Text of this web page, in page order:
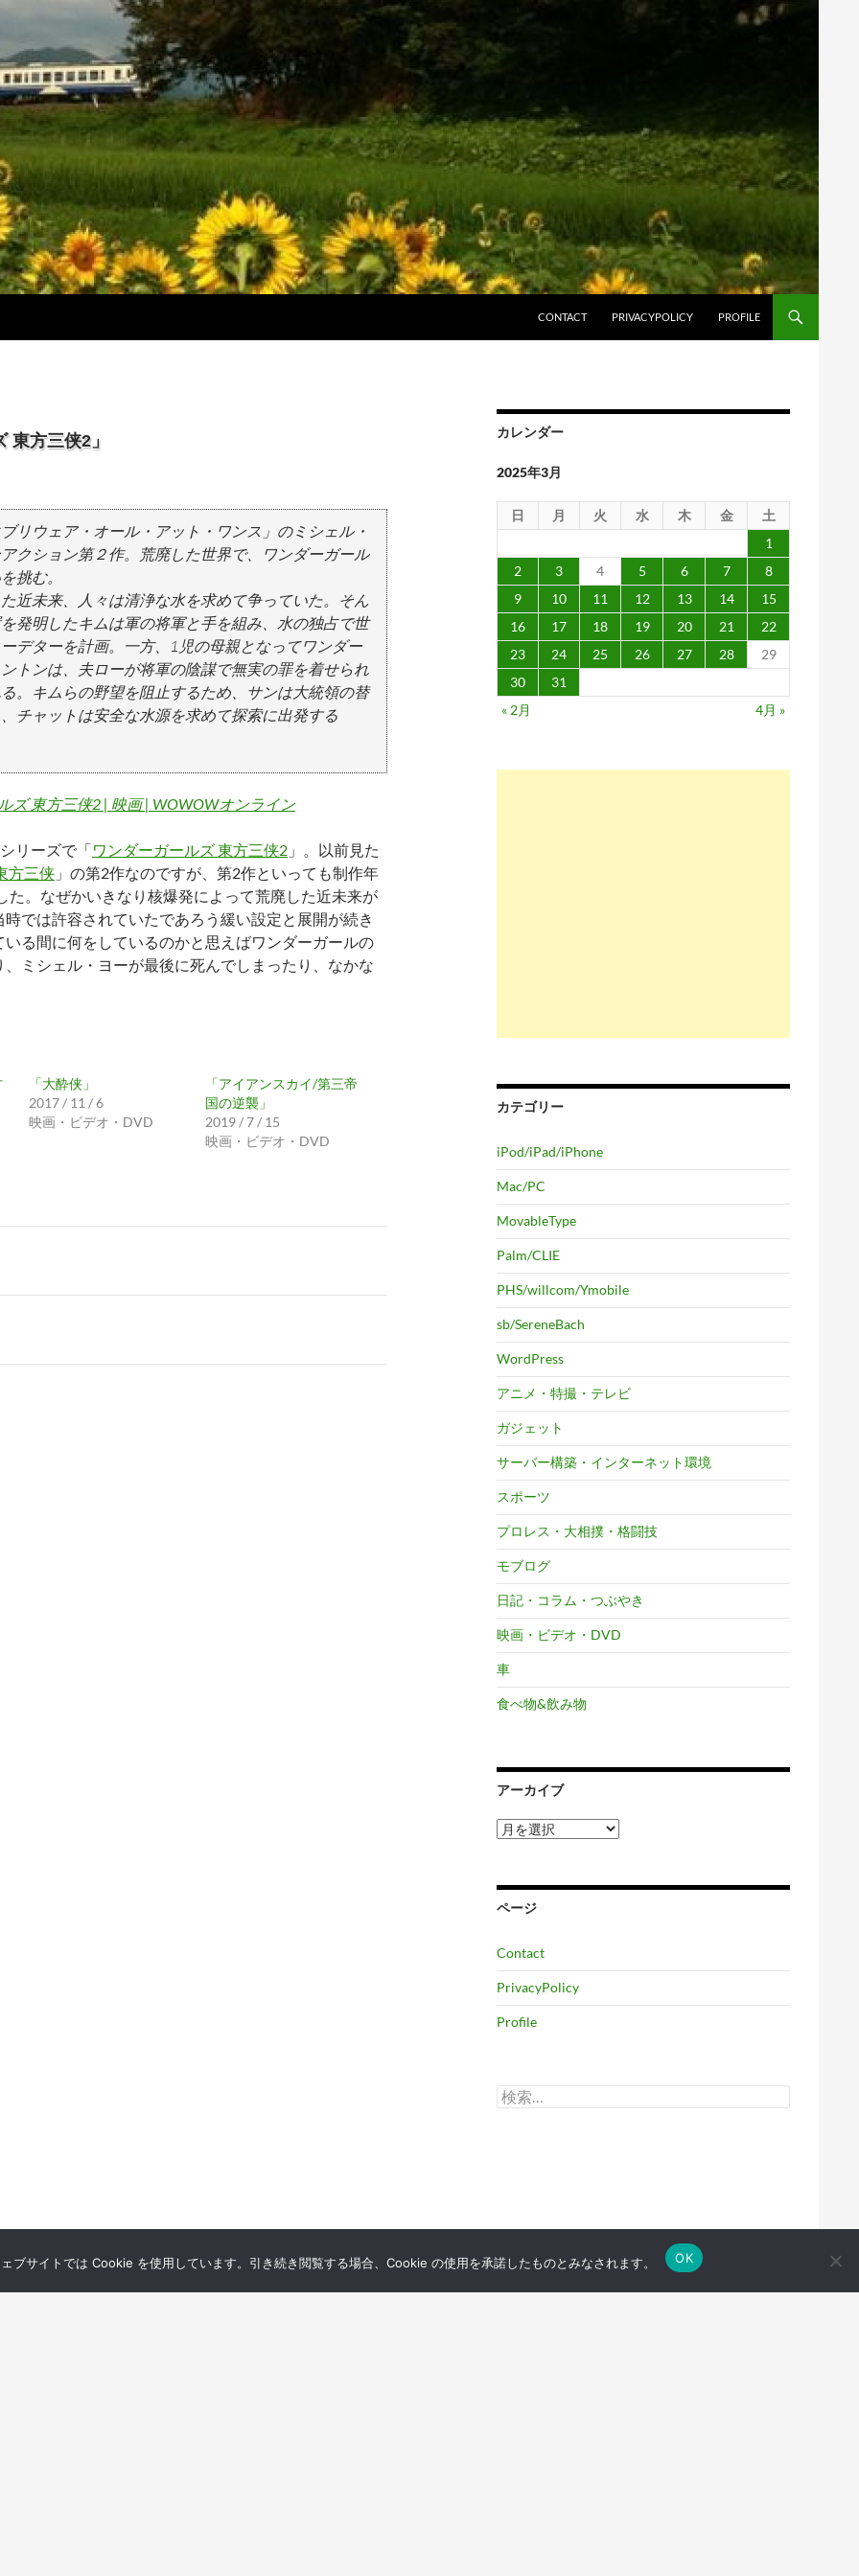
CONTACT
PRIVACYPOLICY PROFILE
東方三侠2」
ブリウェア・オール・アット・ワンス」のミシェル・
クション第２作。荒廃した世界で、ワンダーガール
挑む。
近未来、人々は清浄な水を求めて争っていた。そん
発明したキムは軍の将軍と手を組み、水の独占で世
デターを計画。一方、1児の母親となってワンダー
トンは、夫ローが将軍の陰謀で無実の罪を着せられ
。キムらの野望を阻止するため、サンは大統領の替
チャットは安全な水源を求めて探索に出発する
ズ 東方三侠2 | 映画 | WOWOWオンライン
リーズで「ワンダーガールズ 東方三侠2 」。以前見た
方三侠 」の第2作なのですが、第2作といっても制作年
た。なぜかいきなり核爆発によって荒廃した近未来が
では許容されていたであろう緩い設定と展開が続き
いる間に何をしているのかと思えばワンダーガールの
ミシェル・ヨーが最後に死んでしまったり、なかな
「大酔侠」
2017 / 11 / 6
映画・ビデオ・DVD
「アイアンスカイ/第三帝
国の逆襲」
2019 / 7 / 15
映画・ビデオ・DVD
カレンダー
2025年3月
日 月 火 水 木 金
土
1
2
3 4 5 6 7
8
9
10 11 12 13 14
15
16
17 18 19 20 21
22
23
24 25 26 27 28
29
30
31
« 2月
4月 »
カテゴリー
iPod/iPad/iPhone
Mac/PC
MovableType
Palm/CLIE
PHS/willcom/Ymobile
sb/SereneBach
WordPress
アニメ・特撮・テレビ
ガジェット
サーバー構築・インターネット環境
スポーツ
プロレス・大相撲・格闘技
モブログ
日記・コラム・つぶやき
映画・ビデオ・DVD
車
食べ物&飲み物
アーカイブ
ア
ー
ブ
ページ
Contact
PrivacyPolicy
Profile
検
索:
ブサイトでは Cookie を使用しています。引き続き閲覧する場合、Cookie の使用を承諾したものとみなされます。 OK